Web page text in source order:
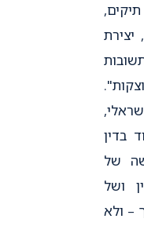
בדין
של
ושל
– ולא